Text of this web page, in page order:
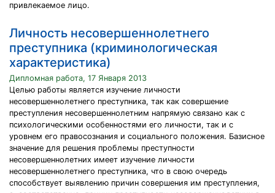
привлекаемое лицо.
Личность несовершеннолетнего
преступника (криминологическая
характеристика)
Дипломная работа, 17 Января 2013
Целью работы является изучение личности
несовершеннолетнего преступника, так как совершение
преступления несовершеннолетним напрямую связано как с
психологическими особенностями его личности, так и с
уровнем его правосознания и социального положения. Базисное
значение для решения проблемы преступности
несовершеннолетних имеет изучение личности
несовершеннолетнего преступника, что в свою очередь
способствует выявлению причин совершения им преступления,